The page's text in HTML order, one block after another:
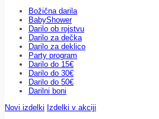
Božična darila
BabyShower
Darilo ob rojstvu
Darilo za dečka
Darilo za deklico
Party program
Darilo do 15€
Darilo do 30€
Darilo do 50€
Darilni boni
Novi izdelki Izdelki v akciji